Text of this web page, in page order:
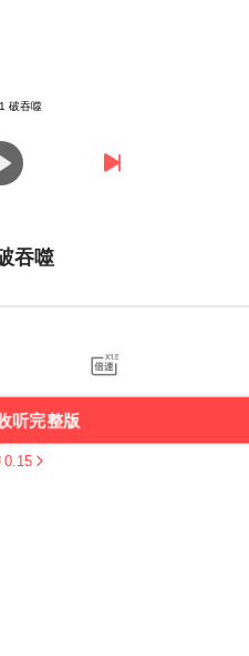
吞噬
听完整版
0.15